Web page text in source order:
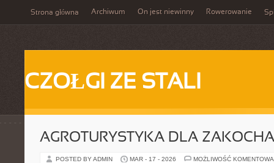
Strona główna Archiwum On jest niewinny Rowerowanie
CZOŁGI ZE STALI
AGROTURYSTYKA DLA
POSTED BY ADMIN MAR - 17 - 2026 MOŻLIWOŚĆ